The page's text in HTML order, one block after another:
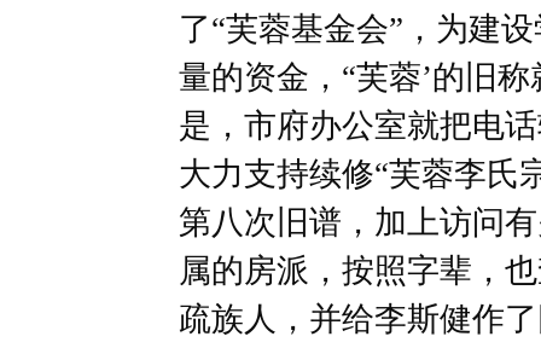
了“芙蓉基金会”，为建
量的资金，“芙蓉’的旧
是，市府办公室就把电
大力支持续修“芙蓉李氏
第八次旧谱，加上访问
属的房派，按照字辈，
疏族人，并给李斯健作